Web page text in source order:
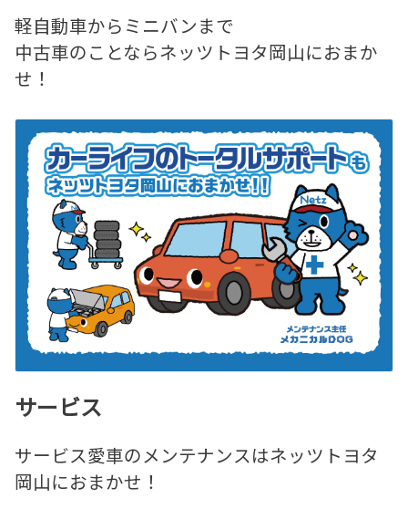
軽自動車からミニバンまで
中古車のことならネッツトヨタ岡山におまか
せ！
サービス
サービス愛車のメンテナンスはネッツトヨタ
岡山におまかせ！